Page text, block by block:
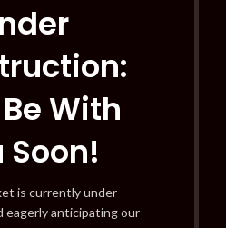
With
Soon!
is currently under
eagerly anticipating our